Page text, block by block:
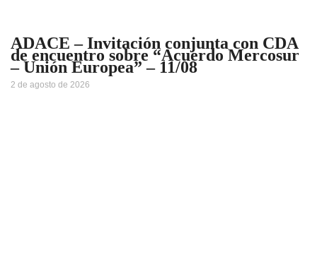
ADACE – Invitación conjunta con CDA
de encuentro sobre “Acuerdo Mercosur
– Unión Europea” – 11/08
2 de agosto de 2026